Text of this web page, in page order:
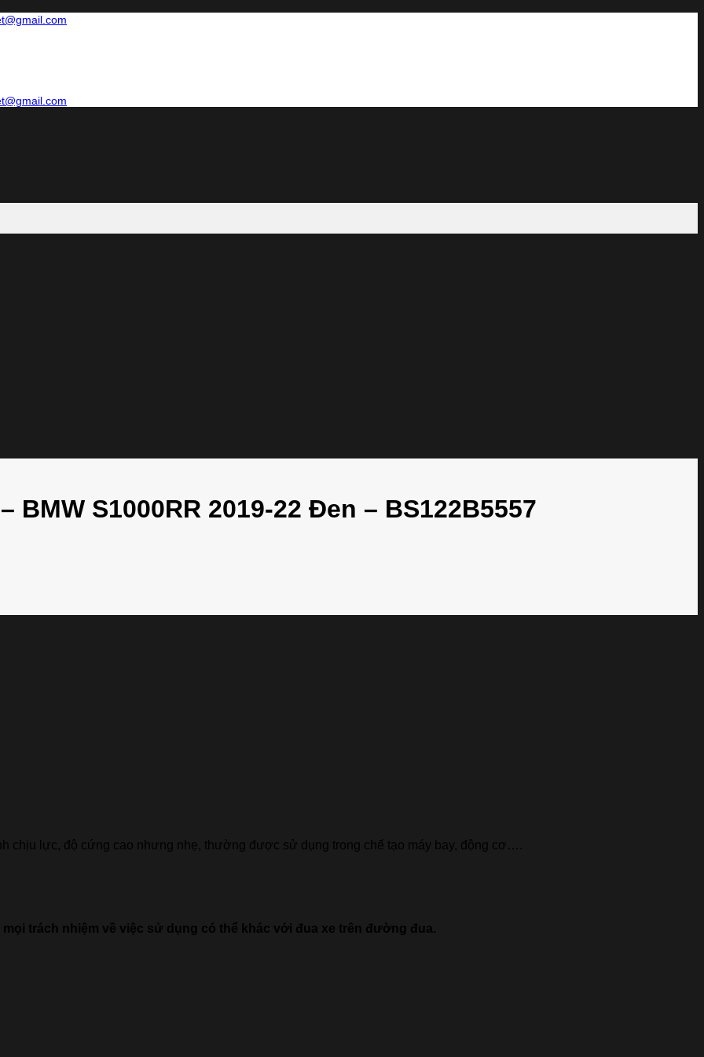
BMW S1000RR 2019-22 Đen – BS122B5557
chịu lực, độ cứng cao nhưng nhẹ, thường được sử dụng trong chế tạo máy bay, động cơ….
trách nhiệm về việc sử dụng có thể khác với đua xe trên đường đua.